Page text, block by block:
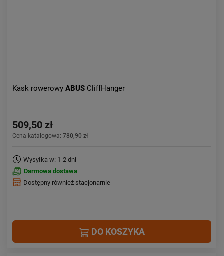
Kask rowerowy ABUS CliffHanger
509,50 zł
Cena katalogowa: 780,90 zł
Wysyłka w: 1-2 dni
Darmowa dostawa
Dostępny również stacjonarnie
DO KOSZYKA